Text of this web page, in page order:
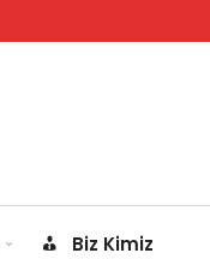
Biz Kimiz